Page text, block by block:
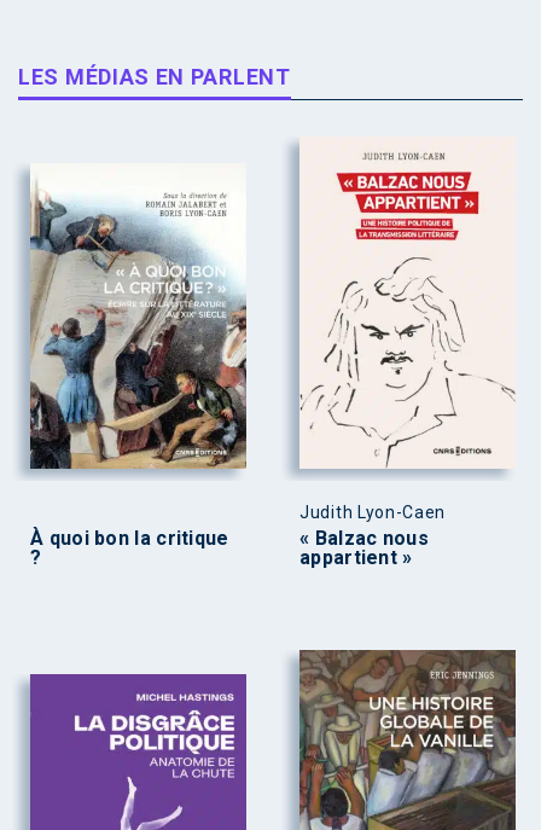
LES MÉDIAS EN PARLENT
À quoi bon la critique
?
Judith Lyon-Caen
« Balzac nous
appartient »